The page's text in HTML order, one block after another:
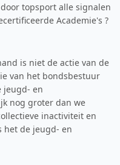
topsport alle signalen
Academie's ?
is niet de actie van de
van het bondsbestuur
jeugd- en
nog groter dan we
inactiviteit en
het de jeugd- en